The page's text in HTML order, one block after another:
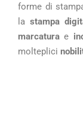
forme di
lastampa
marcaturae
molteplici